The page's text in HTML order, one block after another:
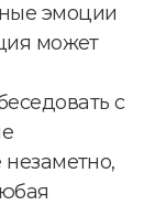
эмоции
может
с
незаметно,